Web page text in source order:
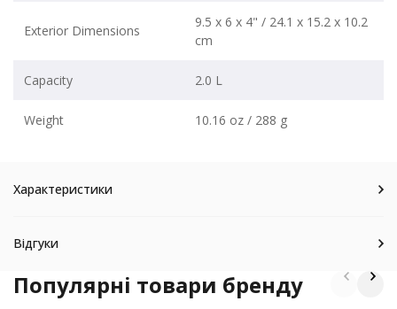
Exterior Dimensions
9.5 x 6 x 4" / 24.1 x 15.2 x 10.2
cm
Capacity 2.0 L
Weight 10.16 oz / 288 g
Характеристики
Відгуки
Популярні товари бренду